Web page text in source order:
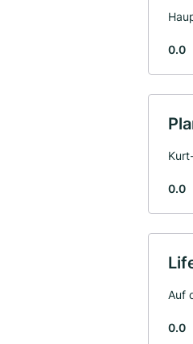
0.0
0.0
Auf
0.0